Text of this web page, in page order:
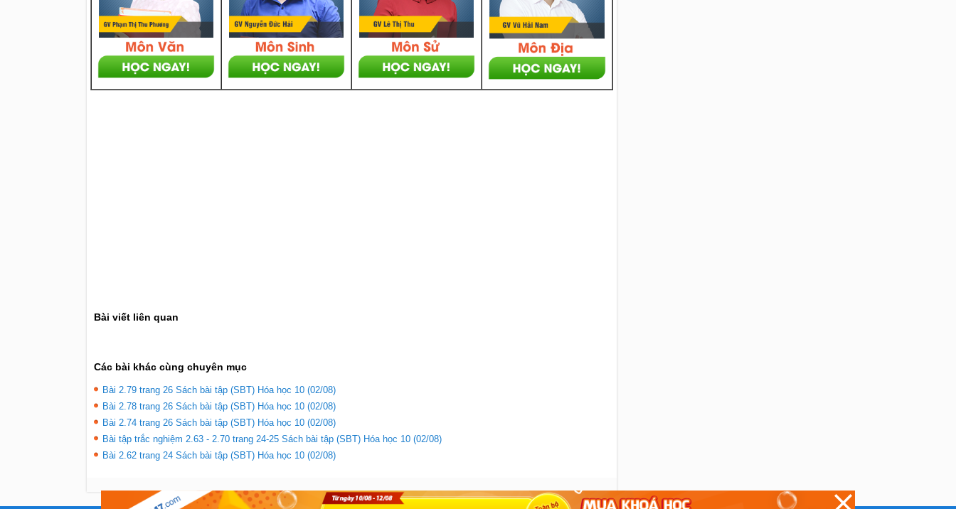
Bài viết liên quan
Các bài khác cùng chuyên mục
Bài 2.79 trang 26 Sách bài tập (SBT) Hóa học 10 (02/08)
Bài 2.78 trang 26 Sách bài tập (SBT) Hóa học 10 (02/08)
Bài 2.74 trang 26 Sách bài tập (SBT) Hóa học 10 (02/08)
Bài tập trắc nghiệm 2.63 - 2.70 trang 24-25 Sách bài tập (SBT) Hóa học 10 (02/08)
Bài 2.62 trang 24 Sách bài tập (SBT) Hóa học 10 (02/08)